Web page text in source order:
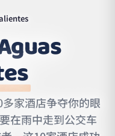
家酒店争夺你的眼
在雨中走到公交车